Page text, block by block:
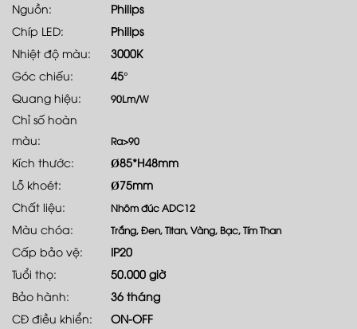
Nguồn:
Philips
Chíp LED:
Philips
Nhiệt độ màu:
3000K
Góc chiếu:
45°
Quang hiệu:
90Lm/W
Chỉ số hoàn
màu:
Ra>90
Kích thước:
Ø85*H48mm
Lỗ khoét:
Ø75mm
Chất liệu:
Nhôm đúc ADC12
Màu chóa: Trắng, Đen, Titan, Vàng, Bạc, Tím Than
Cấp bảo vệ:
IP20
Tuổi thọ:
50.000 giờ
Bảo hành:
36 tháng
CĐ điều khiển:
ON-OFF